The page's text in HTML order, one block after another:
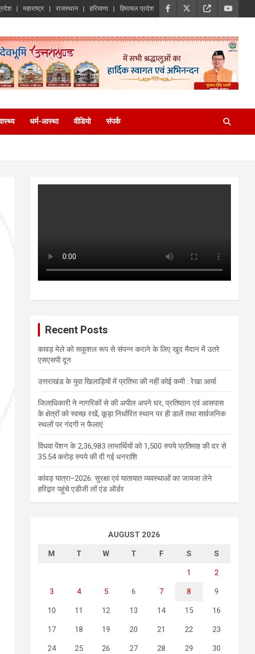
महाराष्ट्र राजस्थान हरियाणा हिमाचल प्रदेश
धर्म-आस्था वीडियो संपर्क
Recent Posts
कावड़ मेले को सकुशल रूप से संपन्न कराने के लिए खुद मैदान में उतरे
एसएसपी दून
उत्तराखंड के युवा खिलाड़ियों में प्रतिभा की नहीं कोई कमी : रेखा आर्या
जिलाधिकारी ने नागरिकों से की अपील अपने घर, प्रतिष्ठान एवं आसपास
के क्षेत्रों को स्वच्छ रखें, कूड़ा निर्धारित स्थान पर ही डालें तथा सार्वजनिक
स्थलों पर गंदगी न फैलाएं
विधवा पेंशन के 2,36,983 लाभार्थियों को 1,500 रुपये प्रतिमाह की दर से
35.54 करोड़ रुपये की दी गई धनराशि
कांवड़ यात्रा–2026: सुरक्षा एवं यातायात व्यवस्थाओं का जायजा लेने
हरिद्वार पहुंचे एडीजी लॉ एंड ऑर्डर
AUGUST 2026
M T W T F S S
1 2
3 4 5 6 7 8 9
10 11 12 13 14 15 16
17 18 19 20 21 22 23
24 25 26 27 28 29 30